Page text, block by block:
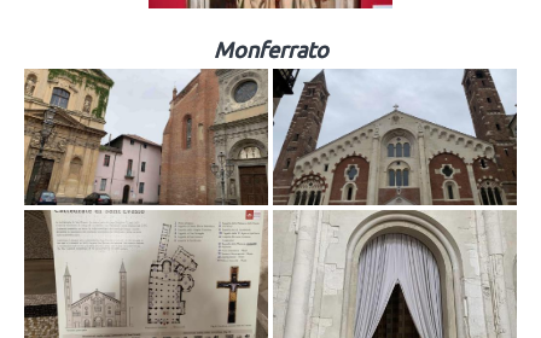
Monferrato